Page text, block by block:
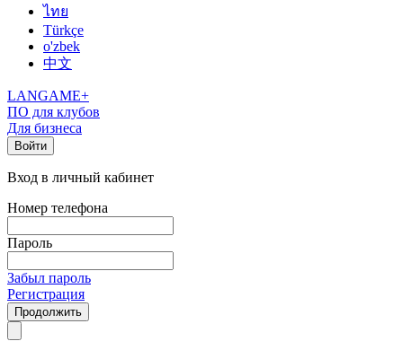
ไทย
Türkçe
o'zbek
中文
LANGAME+
ПО для клубов
Для бизнеса
Войти
Вход в личный кабинет
Номер телефона
Пароль
Забыл пароль
Регистрация
Продолжить